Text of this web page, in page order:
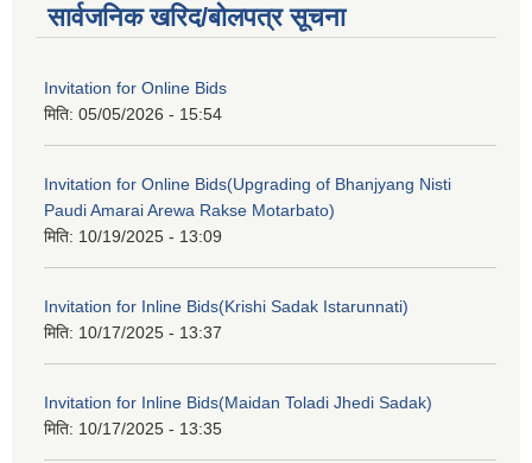
सार्वजनिक खरिद/बोलपत्र सूचना
Invitation for Online Bids
मिति: 05/05/2026 - 15:54
Invitation for Online Bids(Upgrading of Bhanjyang Nisti
Paudi Amarai Arewa Rakse Motarbato)
मिति: 10/19/2025 - 13:09
Invitation for Inline Bids(Krishi Sadak Istarunnati)
मिति: 10/17/2025 - 13:37
Invitation for Inline Bids(Maidan Toladi Jhedi Sadak)
मिति: 10/17/2025 - 13:35